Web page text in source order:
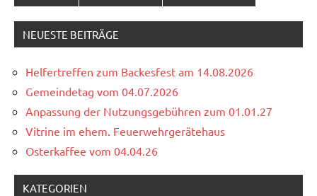
NEUESTE BEITRÄGE
Helfertreffen zum Backesfest am 14.08.2026
Gemeindetag vom 04.07.2026
Anpassung der Nutzungsgebühren zum 01.01.27
Vitrine im ehem. Feuerwehrgerätehaus
Osterkaffee vom 04.04.26
KATEGORIEN